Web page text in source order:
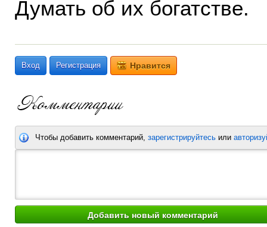
Думать об их богатстве.
Вход Регистрация Нравится
Чтобы добавить комментарий, зарегистрируйтесь или